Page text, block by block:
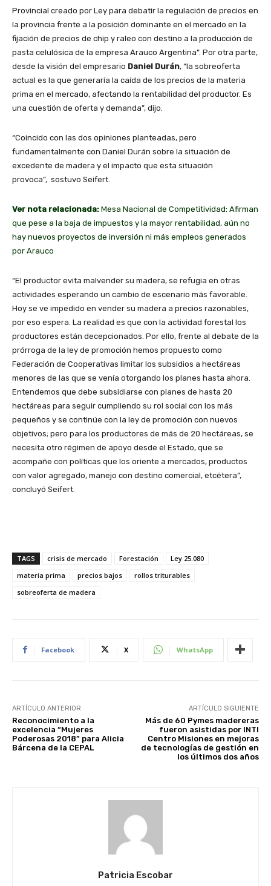
Provincial creado por Ley para debatir la regulación de precios en
la provincia frente a la posición dominante en el mercado en la
fijación de precios de chip y raleo con destino a la producción de
pasta celulósica de la empresa Arauco Argentina”. Por otra parte,
desde la visión del empresario Daniel Durán, “la sobreoferta
actual es la que generaría la caída de los precios de la materia
prima en el mercado, afectando la rentabilidad del productor. Es
una cuestión de oferta y demanda”, dijo.
“Coincido con las dos opiniones planteadas, pero
fundamentalmente con Daniel Durán sobre la situación de
excedente de madera y el impacto que esta situación
provoca”, sostuvo Seifert.
Ver nota relacionada: Mesa Nacional de Competitividad: Afirman
que pese a la baja de impuestos y la mayor rentabilidad, aún no
hay nuevos proyectos de inversión ni más empleos generados
por Arauco
“El productor evita malvender su madera, se refugia en otras
actividades esperando un cambio de escenario más favorable.
Hoy se ve impedido en vender su madera a precios razonables,
por eso espera. La realidad es que con la actividad forestal los
productores están decepcionados. Por ello, frente al debate de la
prórroga de la ley de promoción hemos propuesto como
Federación de Cooperativas limitar los subsidios a hectáreas
menores de las que se venía otorgando los planes hasta ahora.
Entendemos que debe subsidiarse con planes de hasta 20
hectáreas para seguir cumpliendo su rol social con los más
pequeños y se continúe con la ley de promoción con nuevos
objetivos; pero para los productores de más de 20 hectáreas, se
necesita otro régimen de apoyo desde el Estado, que se
acompañe con políticas que los oriente a mercados, productos
con valor agregado, manejo con destino comercial, etcétera”,
concluyó Seifert.
TAGS crisis de mercado Forestación
Ley 25.080
materia prima
precios bajos
rollos triturables
sobreoferta de madera
Facebook X WhatsApp
ARTÍCULO ANTERIOR
Reconocimiento a la
excelencia “Mujeres
Poderosas 2018” para Alicia
Bárcena de la CEPAL
ARTÍCULO SIGUIENTE
Más de 60 Pymes madereras
fueron asistidas por INTI
Centro Misiones en mejoras
de tecnologías de gestión en
los últimos dos años
Patricia Escobar